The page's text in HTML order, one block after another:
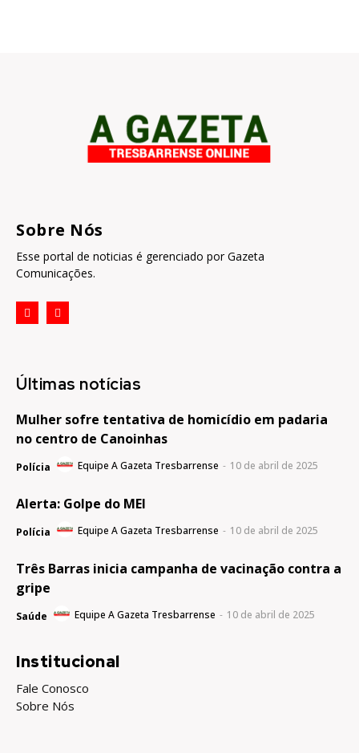
Sobre Nós
Esse portal de noticias é gerenciado por Gazeta
Comunicações.
Últimas notícias
Mulher sofre tentativa de homicídio em padaria
no centro de Canoinhas
Polícia Equipe A Gazeta Tresbarrense - 10 de abril de 2025
Alerta: Golpe do MEI
Polícia Equipe A Gazeta Tresbarrense - 10 de abril de 2025
Três Barras inicia campanha de vacinação contra a
gripe
Saúde Equipe A Gazeta Tresbarrense - 10 de abril de 2025
Institucional
Fale Conosco
Sobre Nós